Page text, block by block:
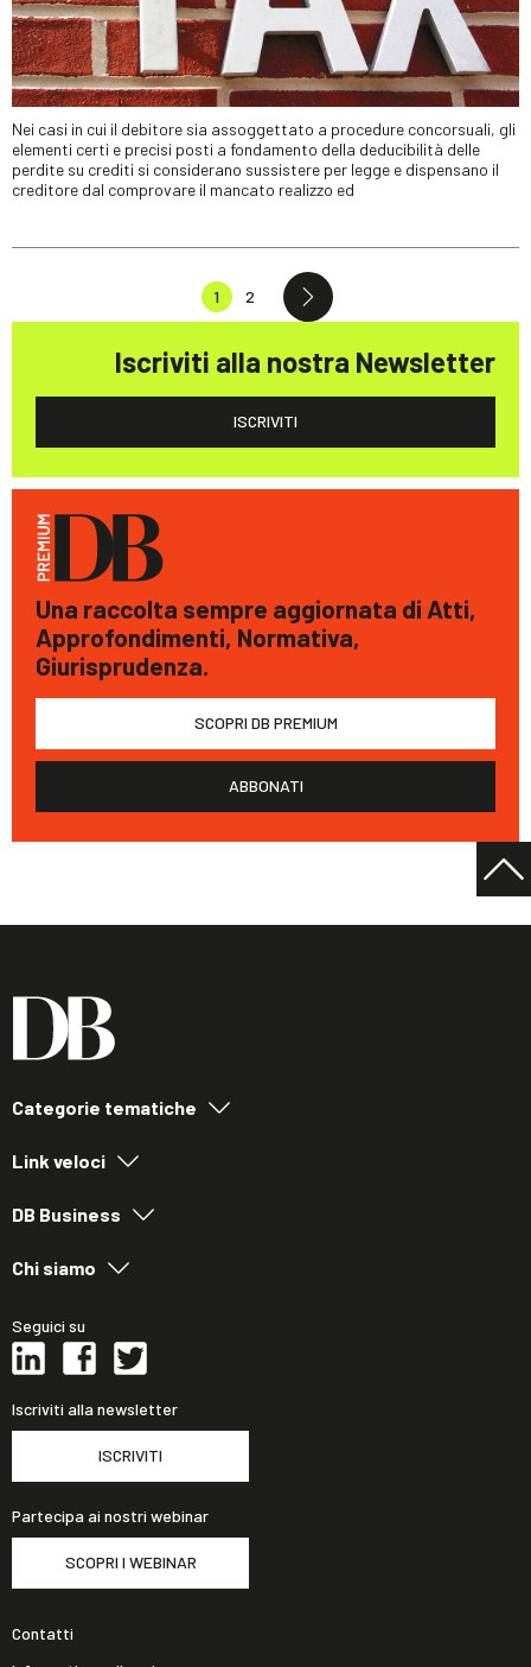
Nei casi in cui il debitore sia assoggettato a procedure concorsuali, gli
elementi certi e precisi posti a fondamento della deducibilità delle
perdite su crediti si considerano sussistere per legge e dispensano il
creditore dal comprovare il mancato realizzo ed
1 2
Iscriviti alla nostra Newsletter
ISCRIVITI
Una raccolta sempre aggiornata di Atti,
Approfondimenti, Normativa,
Giurisprudenza.
SCOPRI DB PREMIUM
ABBONATI
Categorie tematiche
Link veloci
DB Business
Chi siamo
Seguici su
Iscriviti alla newsletter
ISCRIVITI
Partecipa ai nostri webinar
SCOPRI I WEBINAR
Contatti